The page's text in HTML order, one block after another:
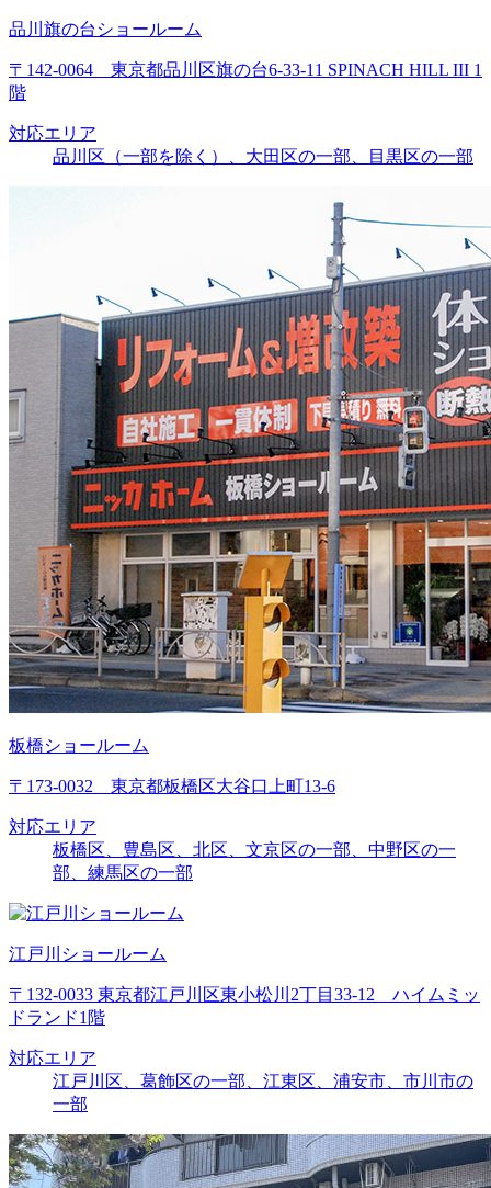
品川旗の台ショールーム
〒142-0064 東京都品川区旗の台6-33-11 SPINACH HILL III 1
階
対応エリア
品川区（一部を除く）、大田区の一部、目黒区の一部
板橋ショールーム
〒173-0032 東京都板橋区大谷口上町13-6
対応エリア
板橋区、豊島区、北区、文京区の一部、中野区の一
部、練馬区の一部
江戸川ショールーム
〒132-0033 東京都江戸川区東小松川2丁目33-12 ハイムミッ
ドランド1階
対応エリア
江戸川区、葛飾区の一部、江東区、浦安市、市川市の
一部